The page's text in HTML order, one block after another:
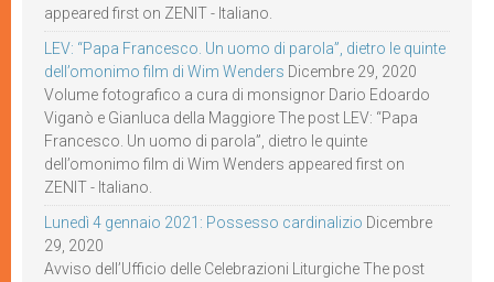
appeared first on ZENIT - Italiano.
LEV: “Papa Francesco. Un uomo di parola”, dietro le quinte
dell’omonimo film di Wim Wenders Dicembre 29, 2020
Volume fotografico a cura di monsignor Dario Edoardo
Viganò e Gianluca della Maggiore The post LEV: “Papa
Francesco. Un uomo di parola”, dietro le quinte
dell’omonimo film di Wim Wenders appeared first on
ZENIT - Italiano.
Lunedì 4 gennaio 2021: Possesso cardinalizio Dicembre
29, 2020
Avviso dell’Ufficio delle Celebrazioni Liturgiche The post